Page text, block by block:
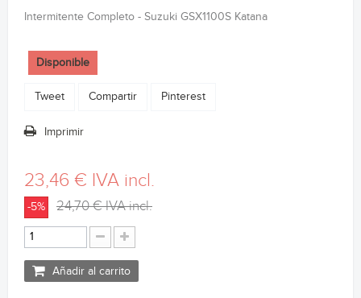
Intermitente Completo - Suzuki GSX1100S Katana
Disponible
Tweet Compartir Pinterest
Imprimir
23,46 € IVA incl.
-5% 24,70 €IVA incl.
Añadir al carrito